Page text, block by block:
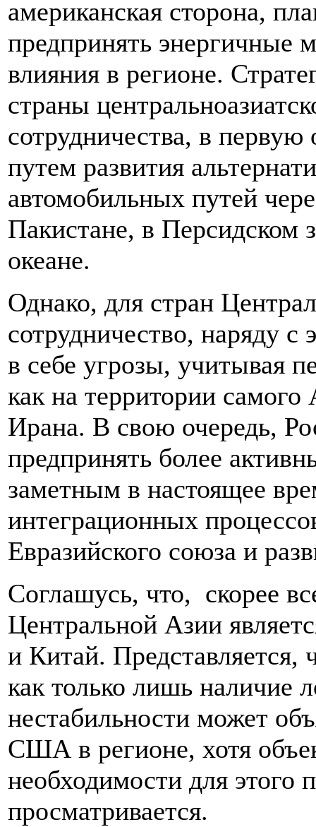
американская сторона,
предпринять энергичные
влияния в регионе.
страны
сотрудничества, в
путем развития
автомобильных путей
Пакистане, в Персидском
океане.
Однако, для стран
сотрудничество, наряду
в себе угрозы, учитывая
как на территории
Ирана. В свою очередь,
предпринять более
заметным в настоящее
интеграционных
Евразийского союза и
Соглашусь, что, скорее
Центральной Азии
и Китай. Представляется,
как только лишь наличие
нестабильности может
США в регионе, хотя
необходимости для этого
просматривается.